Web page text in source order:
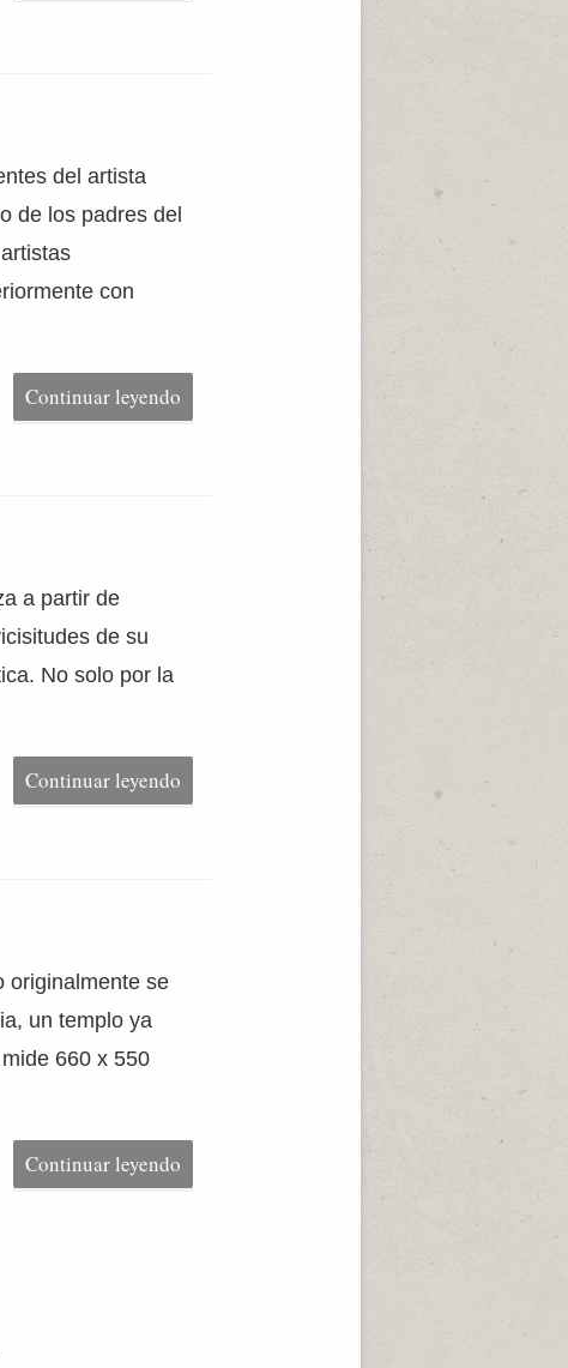
del artista
de los padres del
con
Continuar leyendo
a partir de
de su
No solo por la
Continuar leyendo
originalmente se
un templo ya
660 x 550
Continuar leyendo